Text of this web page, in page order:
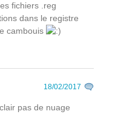
fichiers .reg
dans le registre
cambouis
18/02/2017
pas de nuage